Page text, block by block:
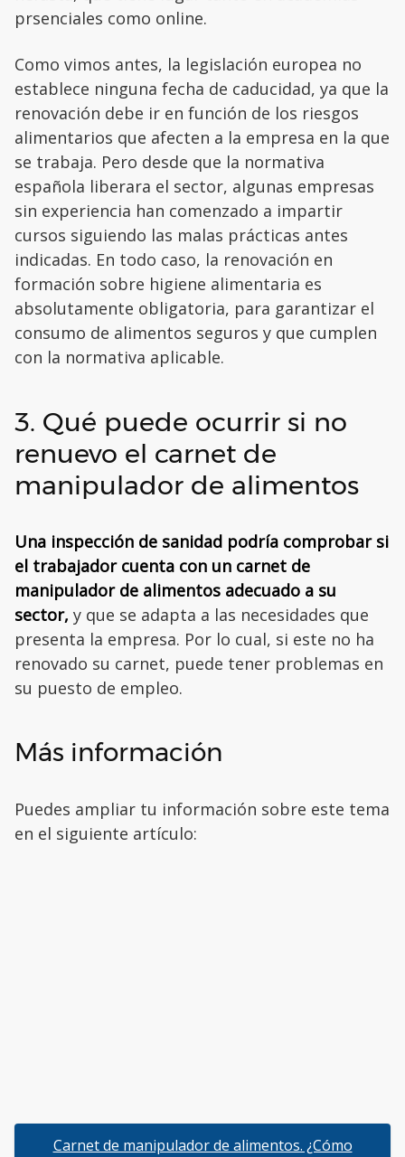
prsenciales como online.
Como vimos antes, la legislación europea no
establece ninguna fecha de caducidad, ya que la
renovación debe ir en función de los riesgos
alimentarios que afecten a la empresa en la que
se trabaja. Pero desde que la normativa
española liberara el sector, algunas empresas
sin experiencia han comenzado a impartir
cursos siguiendo las malas prácticas antes
indicadas. En todo caso, la renovación en
formación sobre higiene alimentaria es
absolutamente obligatoria, para garantizar el
consumo de alimentos seguros y que cumplen
con la normativa aplicable.
3. Qué puede ocurrir si no
renuevo el carnet de
manipulador de alimentos
Una inspección de sanidad podría comprobar si
el trabajador cuenta con un carnet de
manipulador de alimentos adecuado a su
sector, y que se adapta a las necesidades que
presenta la empresa. Por lo cual, si este no ha
renovado su carnet, puede tener problemas en
su puesto de empleo.
Más información
Puedes ampliar tu información sobre este tema
en el siguiente artículo:
Carnet de manipulador de alimentos. ¿Cómo